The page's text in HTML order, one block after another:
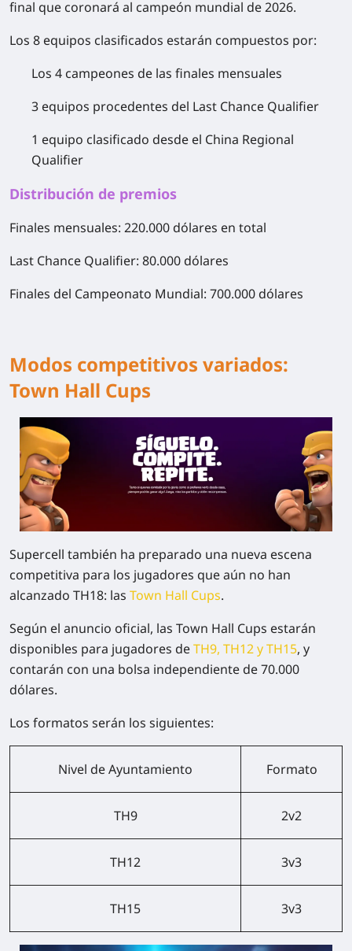
final que coronará al campeón mundial de 2026.
Los 8 equipos clasificados estarán compuestos por:
Los 4 campeones de las finales mensuales
3 equipos procedentes del Last Chance Qualifier
1 equipo clasificado desde el China Regional
Qualifier
Distribución de premios
Finales mensuales: 220.000 dólares en total
Last Chance Qualifier: 80.000 dólares
Finales del Campeonato Mundial: 700.000 dólares
Modos competitivos variados:
Town Hall Cups
Supercell también ha preparado una nueva escena
competitiva para los jugadores que aún no han
alcanzado TH18: las Town Hall Cups.
Según el anuncio oficial, las Town Hall Cups estarán
disponibles para jugadores deTH9, TH12 y TH15, y
contarán con una bolsa independiente de70.000
dólares.
Los formatos serán los siguientes:
Nivel de Ayuntamiento Formato
TH9 2v2
TH12 3v3
TH15 3v3